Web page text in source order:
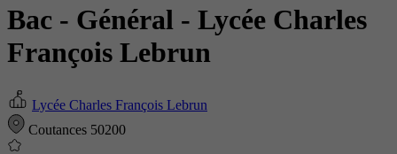
Bac - Général - Lycée Charles
François Lebrun
Lycée Charles François Lebrun
Coutances 50200